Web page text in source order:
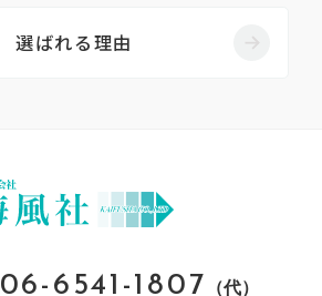
選ばれる理由
06-6541-1807 （代）